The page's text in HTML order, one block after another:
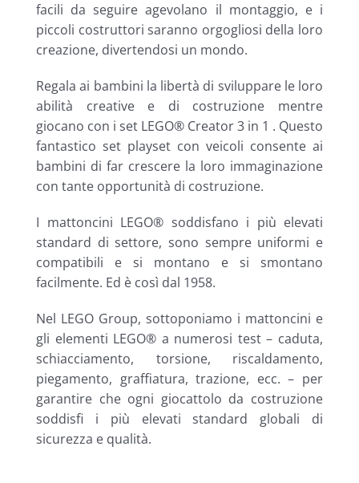
facili da seguire agevolano il montaggio, e i
piccoli costruttori saranno orgogliosi della loro
creazione, divertendosi un mondo.
Regala ai bambini la libertà di sviluppare le loro
abilità creative e di costruzione mentre
giocano con i set LEGO® Creator 3 in 1 . Questo
fantastico set playset con veicoli consente ai
bambini di far crescere la loro immaginazione
con tante opportunità di costruzione.
I mattoncini LEGO® soddisfano i più elevati
standard di settore, sono sempre uniformi e
compatibili e si montano e si smontano
facilmente. Ed è così dal 1958.
Nel LEGO Group, sottoponiamo i mattoncini e
gli elementi LEGO® a numerosi test – caduta,
schiacciamento, torsione, riscaldamento,
piegamento, graffiatura, trazione, ecc. – per
garantire che ogni giocattolo da costruzione
soddisfi i più elevati standard globali di
sicurezza e qualità.